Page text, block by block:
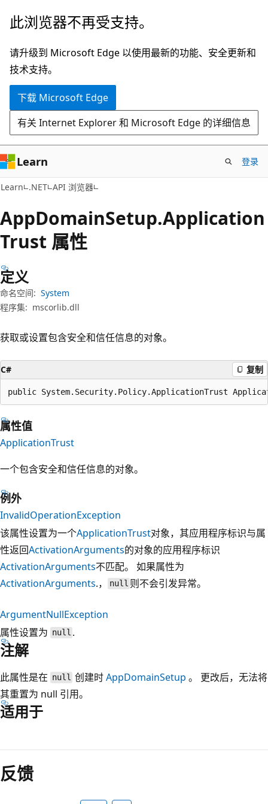
跳
主
要
内
跳
页
内
导
此浏览器不再受支持。
请升级到 Microsoft Edge 以使用最新的功能、安全更新和
技术支持。
下载 Microsoft Edge
有关 Internet Explorer 和 Microsoft Edge 的详细信息
Learn 登录
Learn .NET API 浏览器
AppDomainSetup.Application
Trust 属性
定义
命名空间: System
程序集: mscorlib.dll
获取或设置包含安全和信任信息的对象。
C# 复制
public System.Security.Policy.ApplicationTrust
属性值
ApplicationTrust
一个包含安全和信任信息的对象。
例外
InvalidOperationException
该属性设置为一个ApplicationTrust对象，其应用程序标识与属
性返回ActivationArguments的对象的应用程序标识
ActivationArguments不匹配。 如果属性为
ActivationArguments.， null 则不会引发异常。
ArgumentNullException
属性设置为 null .
注解
此属性是在 null 创建时AppDomainSetup 。 更改后，无法将
其重置为 null 引用。
适用于
读
模
反馈